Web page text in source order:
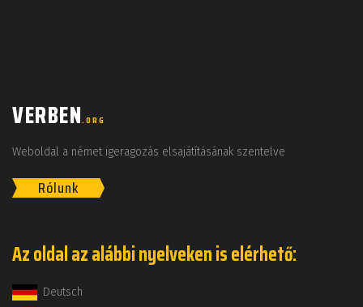
VERBEN.ORG
Weboldal a német igeragozás elsajátításának szentelve
Rólunk
Az oldal az alábbi nyelveken is elérhető:
Deutsch